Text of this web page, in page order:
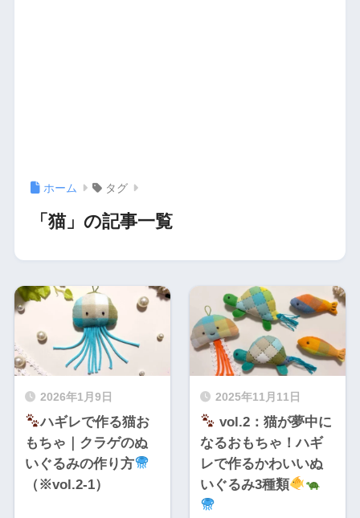
ホーム タグ
「猫」の記事一覧
2026年1月9日
ハギレで作る猫お
もちゃ｜クラゲのぬ
いぐるみの作り方
（※vol.2-1）
2025年11月11日
vol.2：猫が夢中に
なるおもちゃ！ハギ
レで作るかわいいぬ
いぐるみ3種類